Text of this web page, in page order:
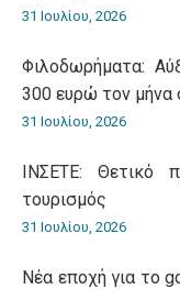
31 Ιουλίου, 2026
Φιλοδωρήματα:
300 ευρώ τον μήνα
31 Ιουλίου, 2026
ΙΝΣΕΤΕ: Θετικό
τουρισμός
31 Ιουλίου, 2026
Νέα εποχή για το